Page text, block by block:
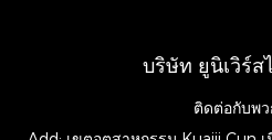
บริษัท ยูนิเวิร์ส
ติดต่อกับพว